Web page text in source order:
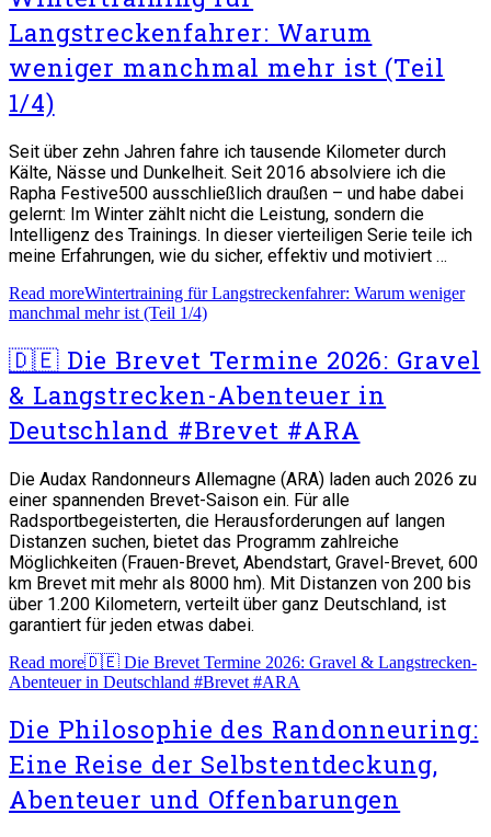
Langstreckenfahrer: Warum
weniger manchmal mehr ist (Teil
1/4)
Seit über zehn Jahren fahre ich tausende Kilometer durch
Kälte, Nässe und Dunkelheit. Seit 2016 absolviere ich die
Rapha Festive500 ausschließlich draußen – und habe dabei
gelernt: Im Winter zählt nicht die Leistung, sondern die
Intelligenz des Trainings. In dieser vierteiligen Serie teile ich
meine Erfahrungen, wie du sicher, effektiv und motiviert …
Read moreWintertraining für Langstreckenfahrer: Warum weniger
manchmal mehr ist (Teil 1/4)
🇩🇪 Die Brevet Termine 2026: Gravel
& Langstrecken-Abenteuer in
Deutschland #Brevet #ARA
Die Audax Randonneurs Allemagne (ARA) laden auch 2026 zu
einer spannenden Brevet-Saison ein. Für alle
Radsportbegeisterten, die Herausforderungen auf langen
Distanzen suchen, bietet das Programm zahlreiche
Möglichkeiten (Frauen-Brevet, Abendstart, Gravel-Brevet, 600
km Brevet mit mehr als 8000 hm). Mit Distanzen von 200 bis
über 1.200 Kilometern, verteilt über ganz Deutschland, ist
garantiert für jeden etwas dabei.
Read more🇩🇪 Die Brevet Termine 2026: Gravel & Langstrecken-
Abenteuer in Deutschland #Brevet #ARA
Die Philosophie des Randonneuring:
Eine Reise der Selbstentdeckung,
Abenteuer und Offenbarungen